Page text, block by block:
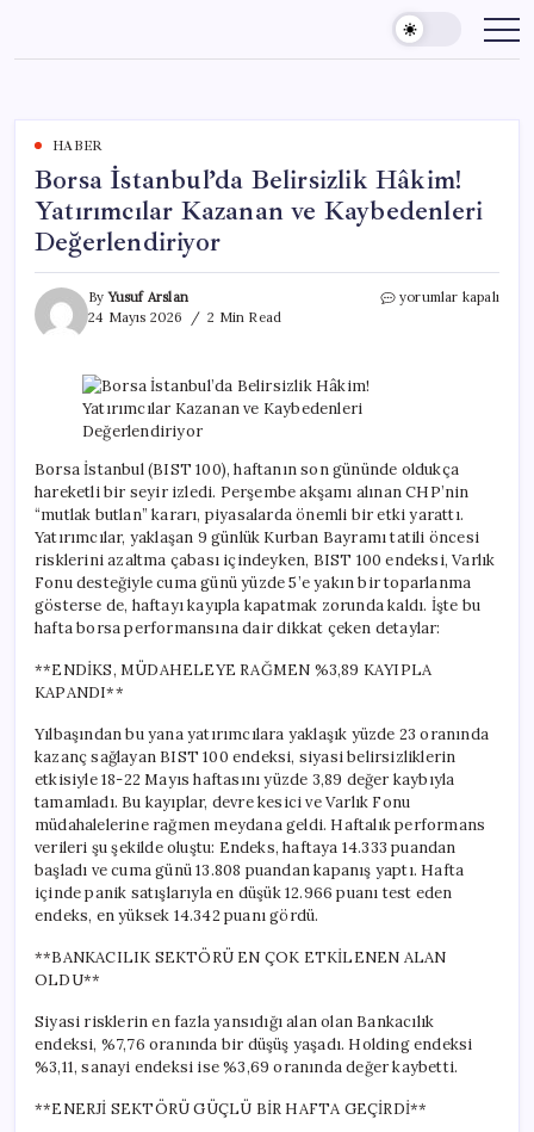
content
HABER
Borsa İstanbul’da Belirsizlik Hâkim!
Yatırımcılar Kazanan ve Kaybedenleri
Değerlendiriyor
ByYusuf Arslan
24 Mayıs 2026
2 Min Read
Borsa
için
yorumlar kapalı
Borsa İstanbul (BIST 100), haftanın son gününde oldukça
hareketli bir seyir izledi. Perşembe akşamı alınan CHP’nin
“mutlak butlan” kararı, piyasalarda önemli bir etki yarattı.
Yatırımcılar, yaklaşan 9 günlük Kurban Bayramı tatili öncesi
risklerini azaltma çabası içindeyken, BIST 100 endeksi, Varlık
Fonu desteğiyle cuma günü yüzde 5’e yakın bir toparlanma
gösterse de, haftayı kayıpla kapatmak zorunda kaldı. İşte bu
hafta borsa performansına dair dikkat çeken detaylar:
**ENDİKS, MÜDAHELEYE RAĞMEN %3,89 KAYIPLA
KAPANDI**
Yılbaşından bu yana yatırımcılara yaklaşık yüzde 23 oranında
kazanç sağlayan BIST 100 endeksi, siyasi belirsizliklerin
etkisiyle 18-22 Mayıs haftasını yüzde 3,89 değer kaybıyla
tamamladı. Bu kayıplar, devre kesici ve Varlık Fonu
müdahalelerine rağmen meydana geldi. Haftalık performans
verileri şu şekilde oluştu: Endeks, haftaya 14.333 puandan
başladı ve cuma günü 13.808 puandan kapanış yaptı. Hafta
içinde panik satışlarıyla en düşük 12.966 puanı test eden
endeks, en yüksek 14.342 puanı gördü.
**BANKACILIK SEKTÖRÜ EN ÇOK ETKİLENEN ALAN
OLDU**
Siyasi risklerin en fazla yansıdığı alan olan Bankacılık
endeksi, %7,76 oranında bir düşüş yaşadı. Holding endeksi
%3,11, sanayi endeksi ise %3,69 oranında değer kaybetti.
**ENERJİ SEKTÖRÜ GÜÇLÜ BİR HAFTA GEÇİRDİ**